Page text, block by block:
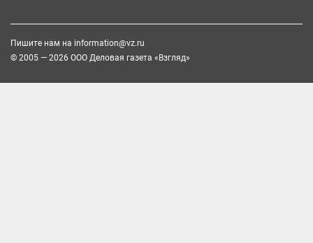
Пишите нам на information@vz.ru
© 2005 — 2026 ООО Деловая газета «Взгляд»